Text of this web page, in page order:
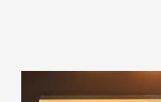
população suspeita e